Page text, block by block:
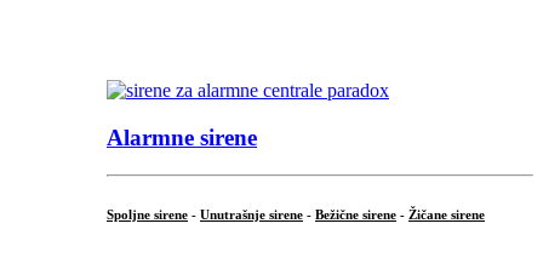
Alarmne sirene
Spoljne sirene - Unutrašnje sirene - Bežične sirene - Žičane sirene